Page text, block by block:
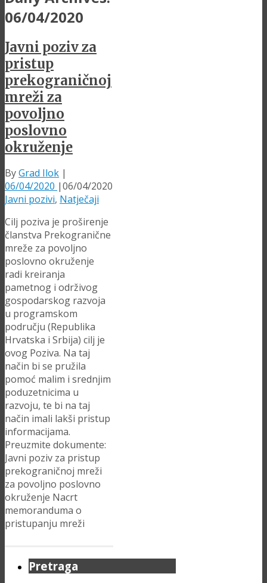
06/04/2020
Javni poziv za
pristup
prekograničnoj
mreži za
povoljno
poslovno
okruženje
ByGrad Ilok |
06/04/2020 |06/04/2020
Javni pozivi, Natječaji
Cilj poziva je proširenje
članstva Prekogranične
mreže za povoljno
poslovno okruženje
radi kreiranja
pametnog i održivog
gospodarskog razvoja
u programskom
području (Republika
Hrvatska i Srbija) cilj je
ovog Poziva. Na taj
način bi se pružila
pomoć malim i srednjim
poduzetnicima u
razvoju, te bi na taj
način imali lakši pristup
informacijama.
Preuzmite dokumente:
Javni poziv za pristup
prekograničnoj mreži
za povoljno poslovno
okruženje Nacrt
memoranduma o
pristupanju mreži
Pretraga